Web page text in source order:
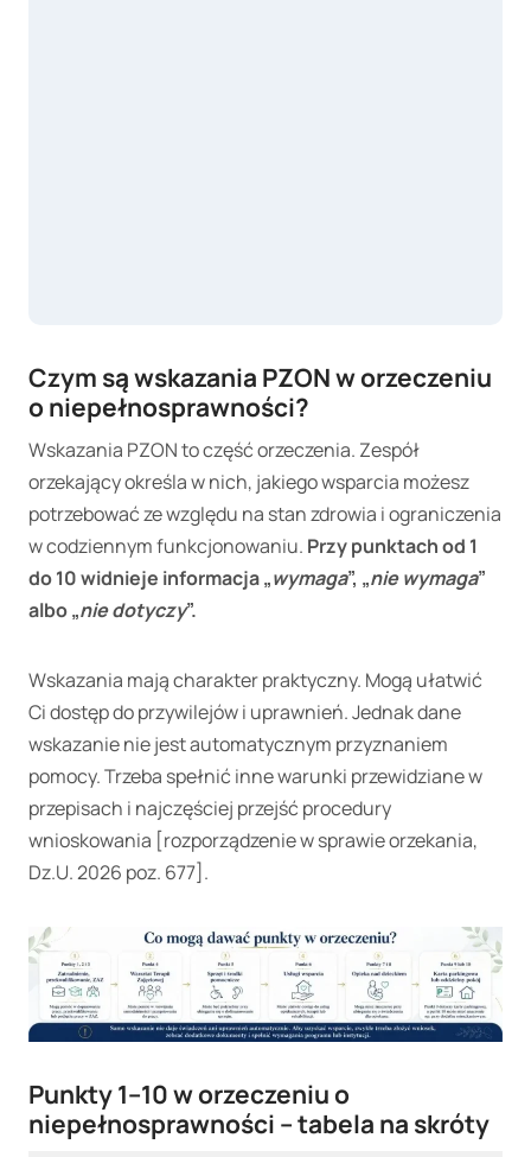
Czym są wskazania PZON w orzeczeniu
o niepełnosprawności?
Wskazania PZON to część orzeczenia. Zespół
orzekający określa w nich, jakiego wsparcia możesz
potrzebować ze względu na stan zdrowia i ograniczenia
w codziennym funkcjonowaniu. Przy punktach od 1
do 10 widnieje informacja „wymaga”, „nie wymaga”
albo „nie dotyczy”.
Wskazania mają charakter praktyczny. Mogą ułatwić
Ci dostęp do przywilejów i uprawnień. Jednak dane
wskazanie nie jest automatycznym przyznaniem
pomocy. Trzeba spełnić inne warunki przewidziane w
przepisach i najczęściej przejść procedury
wnioskowania [rozporządzenie w sprawie orzekania,
Dz.U. 2026 poz. 677].
Punkty 1–10 w orzeczeniu o
niepełnosprawności – tabela na skróty